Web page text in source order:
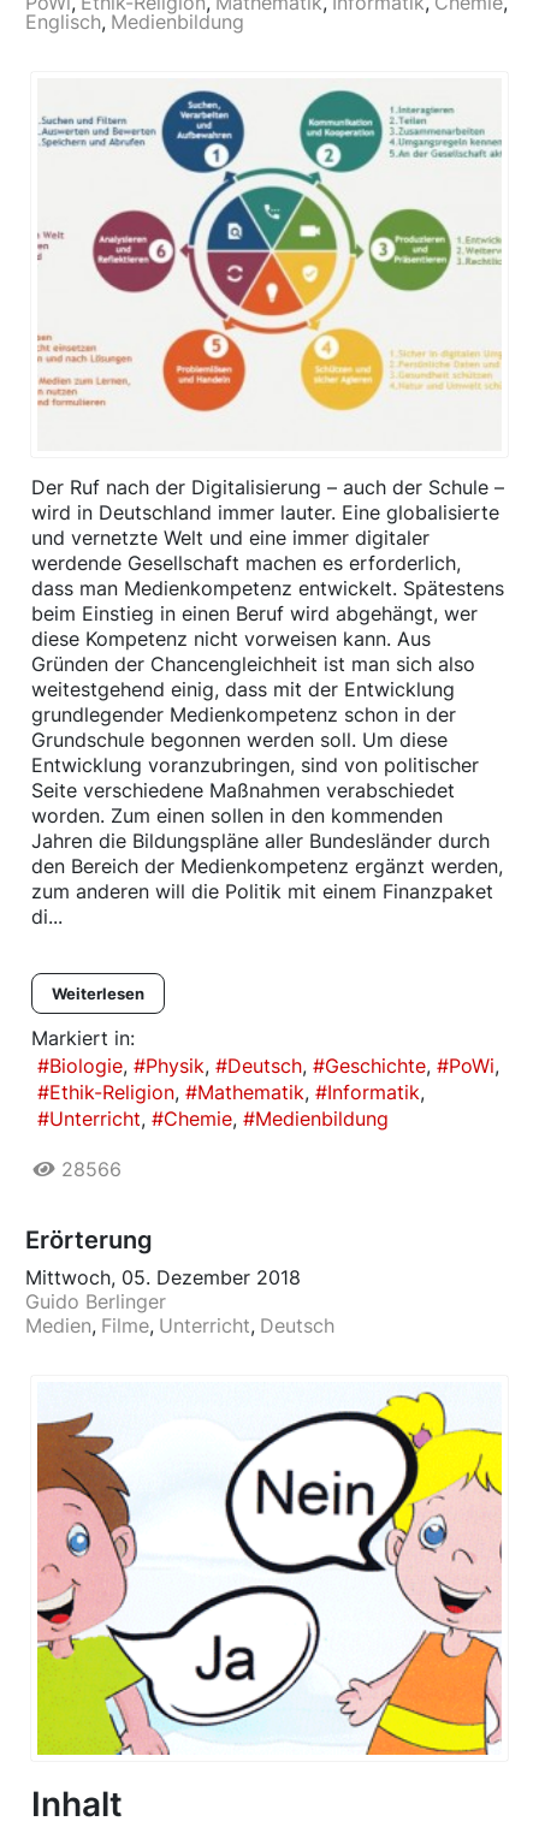
Englisch Medienbildung
Der Ruf nach der Digitalisierung – auch der Schule –
wird in Deutschland immer lauter. Eine globalisierte
und vernetzte Welt und eine immer digitaler
werdende Gesellschaft machen es erforderlich,
dass man Medienkompetenz entwickelt. Spätestens
beim Einstieg in einen Beruf wird abgehängt, wer
diese Kompetenz nicht vorweisen kann. Aus
Gründen der Chancengleichheit ist man sich also
weitestgehend einig, dass mit der Entwicklung
grundlegender Medienkompetenz schon in der
Grundschule begonnen werden soll. Um diese
Entwicklung voranzubringen, sind von politischer
Seite verschiedene Maßnahmen verabschiedet
worden. Zum einen sollen in den kommenden
Jahren die Bildungspläne aller Bundesländer durch
den Bereich der Medienkompetenz ergänzt werden,
zum anderen will die Politik mit einem Finanzpaket
di...
Weiterlesen
Markiert in:
Biologie
Physik Deutsch Geschichte
PoWi
Ethik-Religion
Mathematik
Informatik
Unterricht
Chemie Medienbildung
28566
Erörterung
Mittwoch, 05. Dezember 2018
Guido Berlinger
Medien Filme Unterricht Deutsch
Inhalt